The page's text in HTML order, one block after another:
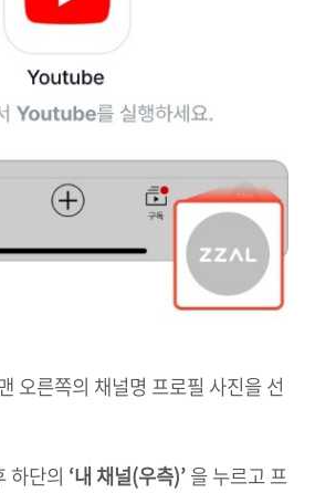
오른쪽의 채널명 프로필 사진을 선
하단의 ‘내 채널(우측)’을 누르고 프